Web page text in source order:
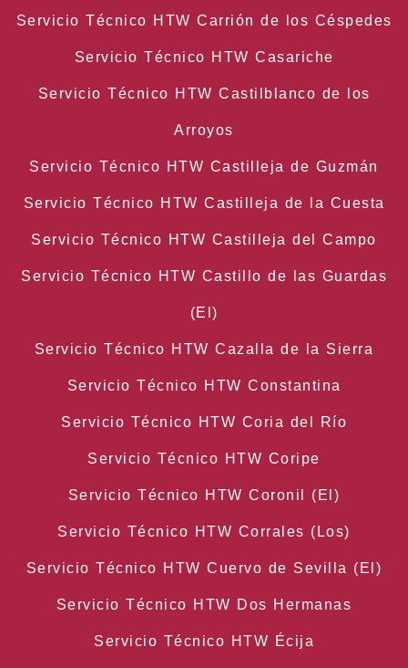
Servicio Técnico HTW Carrión de los Céspedes
Servicio Técnico HTW Casariche
Servicio Técnico HTW Castilblanco de los
Arroyos
Servicio Técnico HTW Castilleja de Guzmán
Servicio Técnico HTW Castilleja de la Cuesta
Servicio Técnico HTW Castilleja del Campo
Servicio Técnico HTW Castillo de las Guardas
(El)
Servicio Técnico HTW Cazalla de la Sierra
Servicio Técnico HTW Constantina
Servicio Técnico HTW Coria del Río
Servicio Técnico HTW Coripe
Servicio Técnico HTW Coronil (El)
Servicio Técnico HTW Corrales (Los)
Servicio Técnico HTW Cuervo de Sevilla (El)
Servicio Técnico HTW Dos Hermanas
Servicio Técnico HTW Écija